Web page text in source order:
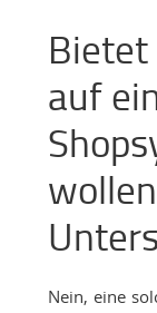
Bietet
auf
Nein, eine